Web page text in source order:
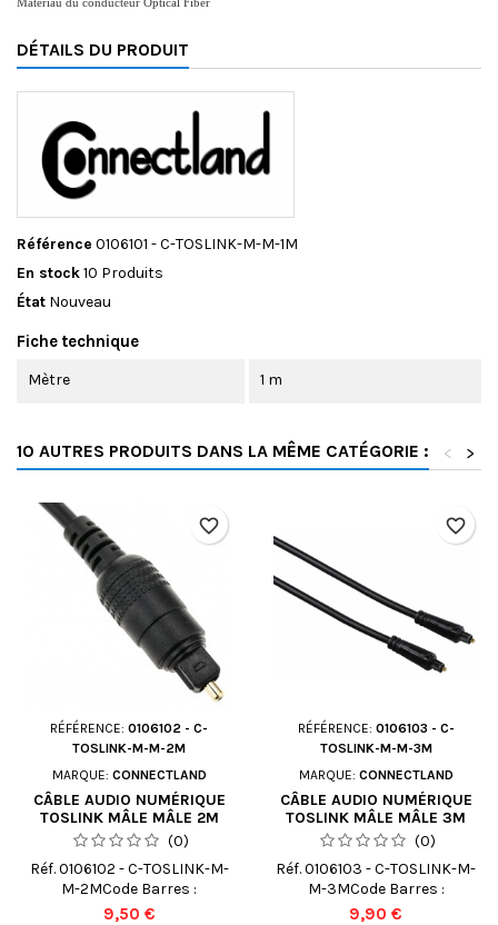
Matériau du conducteur Optical Fiber
DÉTAILS DU PRODUIT
Référence 0106101 - C-TOSLINK-M-M-1M
En stock10 Produits
État Nouveau
Fiche technique
Mètre 1 m
10 AUTRES PRODUITS DANS LA MÊME CATÉGORIE : >
<
RÉFÉRENCE: 0106102 - C-
TOSLINK-M-M-2M
MARQUE: CONNECTLAND
CÂBLE AUDIO NUMÉRIQUE
TOSLINK MÂLE MÂLE 2M
CONNECTLAND
(0)
Réf. 0106102 - C-TOSLINK-M-
M-2MCode Barres :
3700284621003
Prix
9,50 €
favorite_border
RÉFÉRENCE: 0106103 - C-
TOSLINK-M-M-3M
MARQUE: CONNECTLAND
CÂBLE AUDIO NUMÉRIQUE
TOSLINK MÂLE MÂLE 3M
CONNECTLAND
(0)
Réf. 0106103 - C-TOSLINK-M-
M-3MCode Barres :
3700284621010
Prix
9,90 €
favorite_border
Livraison Offerte